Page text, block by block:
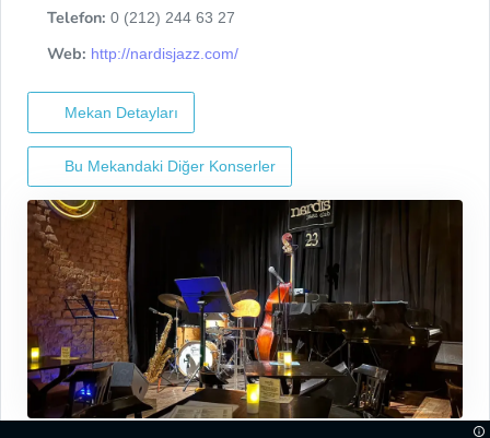
Telefon: 0 (212) 244 63 27
Web: http://nardisjazz.com/
Mekan Detayları
Bu Mekandaki Diğer Konserler